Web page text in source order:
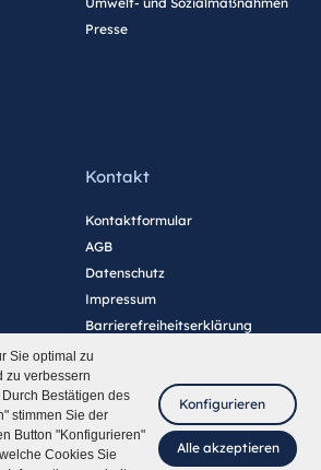
Sie optimal zu
zu verbessern
Bestätigen des
stimmen Sie der
Button "Konfigurieren"
Cookies Sie
Konfigurieren
Alle akzeptieren
Presse
Kontakt
Kontaktformular
AGB
Datenschutz
Impressum
Barrierefreiheitserklärung
Cookie-Einstellungen